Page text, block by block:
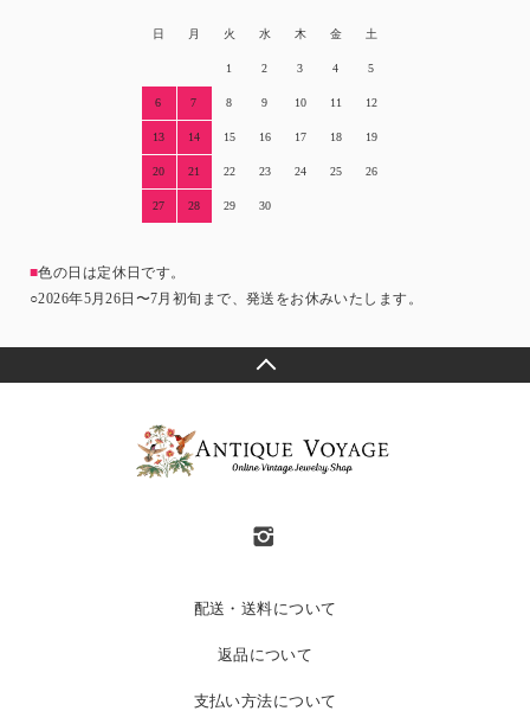
日 月 火 水 木 金 土
1 2 3 4 5
6 7 8 9 10 11 12
13 14 15 16 17 18 19
20 21 22 23 24 25 26
27 28 29 30
■色の日は定休日です。
○2026年5月26日〜7月初旬まで、発送をお休みいたします。
配送・送料について
返品について
支払い方法について